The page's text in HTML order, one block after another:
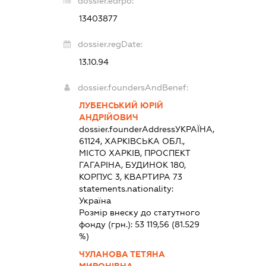
13403877
dossier.regDate:
13.10.94
dossier.foundersAndBenef:
ЛУБЕНСЬКИЙ ЮРІЙ
АНДРІЙОВИЧ
dossier.founderAddressУКРАЇНА,
61124, ХАРКІВСЬКА ОБЛ.,
МІСТО ХАРКІВ, ПРОСПЕКТ
ГАГАРІНА, БУДИНОК 180,
КОРПУС 3, КВАРТИРА 73
statements.nationality:
Україна
Розмір внеску до статутного
фонду (грн.): 53 119,56 (81.529
%)
ЧУЛАНОВА ТЕТЯНА